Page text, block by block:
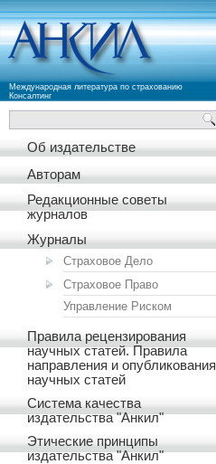
Международная литература по страхованию
Консалтинг
Об издательстве
Авторам
Редакционные советы
журналов
Журналы
Страховое Дело
Страховое Право
Управление Риском
Правила рецензирования
научных статей. Правила
направления и опубликования
научных статей
Система качества
издательства "Анкил"
Этические принципы
издательства "Анкил"